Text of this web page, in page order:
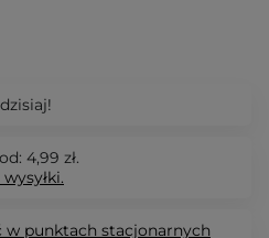
dzisiaj!
4,99 zł.
w punktach stacjonarnych